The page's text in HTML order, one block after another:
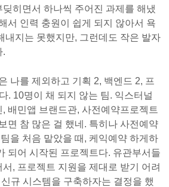
히면서 하나씩 주어진 과제를 해냈
서 인력 충원이 쉽게 되지 않아서 욕
내지는 못했지만, 그런데도 작은 발자
.
나를 제외하고 기획 2, 백엔드 2, 프
. 10명이 채 되지 않는 팀. 익스터널
배민앱 브랜드관, 사전예약프로젝트
면 참 많은 걸 했네. 특히나 사전예약
을 처음 맡았을 때, 케익예약 하게하
되어 시작된 프로젝트다. 유관부서들
, 프로젝트 지원을 제대로 받기 어려
규 시스템을 구축하자는 결정을 했